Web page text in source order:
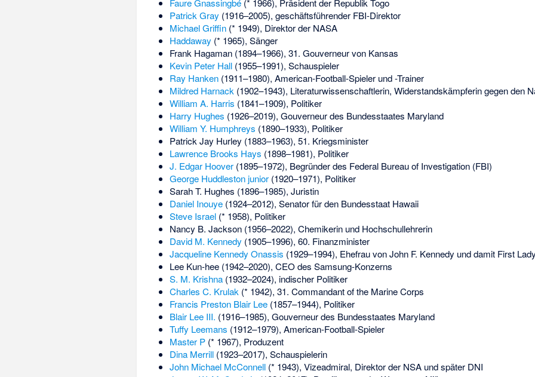
Patrick Gray (1916–2005), geschäftsführender FBI-Direktor
Michael Griffin(* 1949), Direktor der NASA
Haddaway (* 1965), Sänger
Frank Hagaman(1894–1966), 31. Gouverneur von Kansas
Kevin Peter Hall(1955–1991), Schauspieler
Ray Hanken(1911–1980), American-Football-Spieler und -Trainer
Mildred Harnack (1902–1943), Literaturwissenschaftlerin, Widerstandskämpferin gegen den
William A. Harris (1841–1909), Politiker
Harry Hughes (1926–2019), Gouverneur des Bundesstaates Maryland
William Y. Humphreys (1890–1933), Politiker
Patrick Jay Hurley (1883–1963), 51. Kriegsminister
Lawrence Brooks Hays (1898–1981), Politiker
J. Edgar Hoover(1895–1972), Begründer des Federal Bureau of Investigation (FBI)
George Huddleston junior(1920–1971), Politiker
Sarah T. Hughes (1896–1985), Juristin
Daniel Inouye(1924–2012), Senator für den Bundesstaat Hawaii
Steve Israel(* 1958), Politiker
Nancy B. Jackson(1956–2022), Chemikerin und Hochschullehrerin
David M. Kennedy (1905–1996), 60. Finanzminister
Jacqueline Kennedy Onassis (1929–1994), Ehefrau von John F. Kennedy und damit First
Lee Kun-hee(1942–2020), CEO des Samsung-Konzerns
S. M. Krishna(1932–2024), indischer Politiker
Charles C. Krulak (* 1942), 31. Commandant of the Marine Corps
Francis Preston Blair Lee(1857–1944), Politiker
Blair Lee III. (1916–1985), Gouverneur des Bundesstaates Maryland
Tuffy Leemans (1912–1979), American-Football-Spieler
Master P(* 1967), Produzent
Dina Merrill(1923–2017), Schauspielerin
John Michael McConnell(* 1943), Vizeadmiral, Direktor der NSA und später DNI